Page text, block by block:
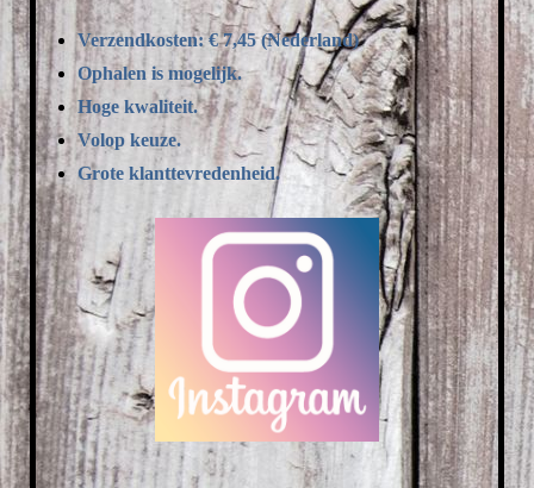
Verzendkosten: € 7,45 (Nederland)
Ophalen is mogelijk.
Hoge kwaliteit.
Volop keuze.
Grote klanttevredenheid.